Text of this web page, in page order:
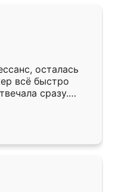
осталась
всё быстро
сразу.
подошёл к
Собрали
даже